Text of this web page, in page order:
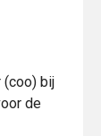
(coo) bij
de